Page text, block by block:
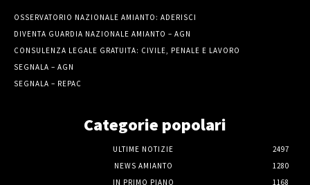
OSSERVATORIO NAZIONALE AMIANTO: ADERISCI
DIVENTA GUARDIA NAZIONALE AMIANTO – AGN
CONSULENZA LEGALE GRATUITA: CIVILE, PENALE E LAVORO
SEGNALA – AGN
SEGNALA – REPAC
Categorie popolari
ULTIME NOTIZIE
2497
NEWS AMIANTO
1280
IN PRIMO PIANO
1168